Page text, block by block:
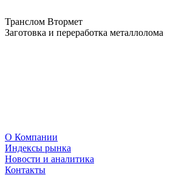
Транслом Втормет
Заготовка и переработка металлолома
О Компании
Индексы рынка
Новости и аналитика
Контакты